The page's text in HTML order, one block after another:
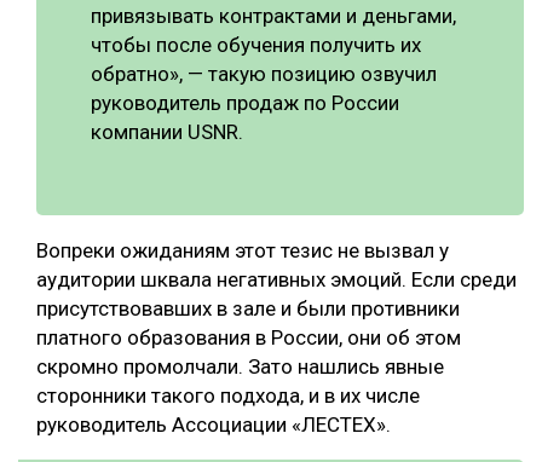
привязывать контрактами и деньгами,
чтобы после обучения получить их
обратно», — такую позицию озвучил
руководитель продаж по России
компании USNR.
Вопреки ожиданиям этот тезис не вызвал у
аудитории шквала негативных эмоций. Если среди
присутствовавших в зале и были противники
платного образования в России, они об этом
скромно промолчали. Зато нашлись явные
сторонники такого подхода, и в их числе
руководитель Ассоциации «ЛЕСТЕХ».